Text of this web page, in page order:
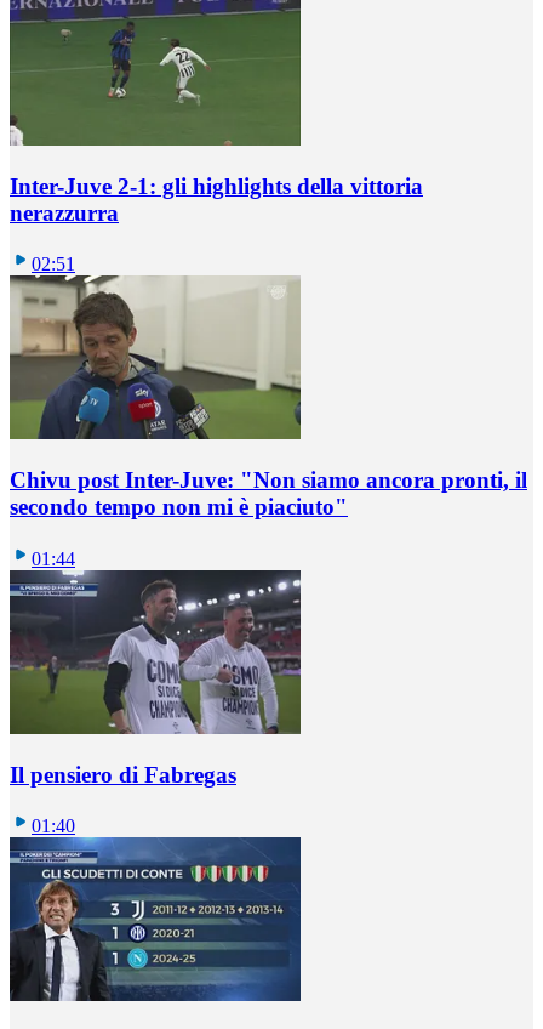
Inter-Juve 2-1: gli highlights della vittoria
nerazzurra
02:51
Chivu post Inter-Juve: "Non siamo ancora pronti, il
secondo tempo non mi è piaciuto"
01:44
Il pensiero di Fabregas
01:40